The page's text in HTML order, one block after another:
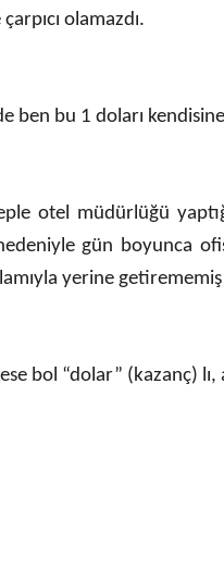
olamazdı.
ben bu 1 doları
otel müdürlüğü
gün boyunca
yerine
bol “dolar” (kazanç)